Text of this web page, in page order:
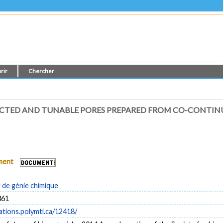
Chercher
AND TUNABLE PORES PREPARED FROM CO-
génie chimique
12418/